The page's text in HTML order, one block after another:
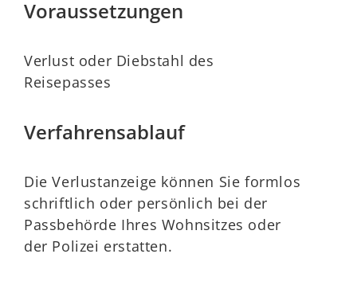
Voraussetzungen
Verlust oder Diebstahl des
Reisepasses
Verfahrensablauf
Die Verlustanzeige können Sie formlos
schriftlich oder persönlich bei der
Passbehörde Ihres Wohnsitzes oder
der Polizei erstatten.